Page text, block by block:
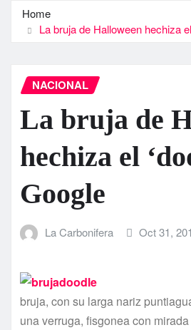
Home
La bruja de Halloween hechiza
NACIONAL
La bruja de
hechiza el
Google
La Carbonifera Oct 31,
bruja, con su larga nariz
una verruga, fisgonea con